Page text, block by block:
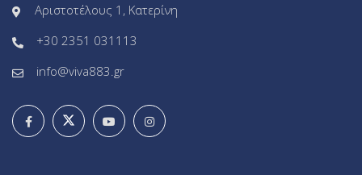
Αριστοτέλους 1, Κατερίνη
+30 2351 031113
info@viva883.gr